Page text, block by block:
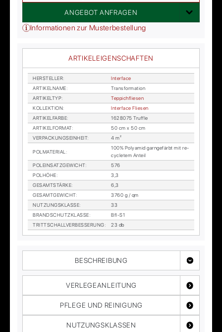
ANGEBOT ANFRAGEN
Informationen zur Musterbestellung
ARTIKELEIGENSCHAFTEN
HER­STEL­LER:
In­ter­face
AR­TI­KEL­NA­ME:
Trans­for­ma­ti­on
AR­TI­KEL­TYP:
Tep­pich­flie­sen
KOL­LEK­TI­ON:
In­ter­face Flie­sen
AR­TI­KEL­FAR­BE:
1628075 Truf­f­le
AR­TI­KEL­FOR­MAT:
50 cm x 50 cm
VER­PA­CKUNGS­EIN­HEIT: 4 m²
POL­MA­TE­RI­AL :
100% Po­ly­amid garn­ge­färbt mit re­
cy­cle­tem An­teil
POL­EIN­SATZ­GE­WICHT:
576
POL­HÖ­HE:
3,3
GE­SAMT­STÄR­KE:
6,3
GE­SAMT­GE­WICHT:
3760 g / qm
NUT­ZUNGS­KLAS­SE:
33
BRAND­SCHUTZ­KLAS­SE:
Bfl-S1
TRITT­SCHALL­VER­BES­SE­RUNG: 23 db
BESCHREIBUNG
VERLEGEANLEITUNG
PFLEGE UND REINIGUNG
NUTZUNGSKLASSEN